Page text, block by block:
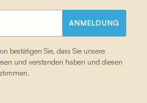
ANMELDUNG
bestätigen Sie, dass Sie unsere
und verstanden haben und diesen